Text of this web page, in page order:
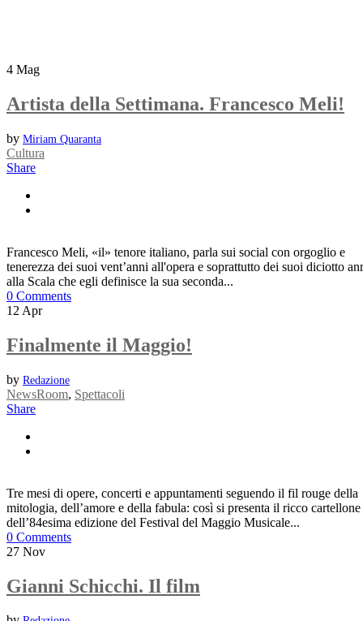
4 Mag
Artista della Settimana. Francesco Meli!
by Miriam Quaranta
Cultura
Share
Francesco Meli, «il» tenore italiano, parla sui social con orgoglio e
tenerezza dei suoi vent’anni all'opera e soprattutto dei suoi diciotto
alla Scala che egli definisce la sua seconda...
0 Comments
12 Apr
Finalmente il Maggio!
by Redazione
NewsRoom, Spettacoli
Share
Tre mesi di opere, concerti e appuntamenti seguendo il fil rouge della
mitologia, dell’amore e della fabula: così si presenta il ricco cartellone
dell’84esima edizione del Festival del Maggio Musicale...
0 Comments
27 Nov
Gianni Schicchi. Il film